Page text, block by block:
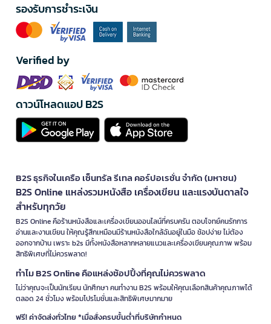
รองรับการชำระเงิน
Verified by
ดาวน์โหลดแอป B2S
B2S ธุรกิจในเครือ เซ็นทรัล รีเทล คอร์ปอเรชั่น จำกัด (มหาชน)
B2S Online แหล่งรวมหนังสือ เครื่องเขียน และแรงบันดาลใจ
สำหรับทุกวัย
B2S Online คือร้านหนังสือและเครื่องเขียนออนไลน์ที่ครบครัน ตอบโจทย์คนรักการ
อ่านและงานเขียน ให้คุณรู้สึกเหมือนมีร้านหนังสือใกล้ฉันอยู่ในมือ ช้อปง่าย ไม่ต้อง
ออกจากบ้าน เพราะ b2s มีทั้งหนังสือหลากหลายแนวและเครื่องเขียนคุณภาพ พร้อม
สิทธิพิเศษที่ไม่ควรพลาด!
ทำไม B2S Online คือแหล่งช้อปปิ้งที่คุณไม่ควรพลาด
ไม่ว่าคุณจะเป็นนักเรียน นักศึกษา คนทำงาน B2S พร้อมให้คุณเลือกสินค้าคุณภาพได้
ตลอด 24 ชั่วโมง พร้อมโปรโมชั่นและสิทธิพิเศษมากมาย
ฟรี! ค่าจัดส่งทั่วไทย *เมื่อสั่งครบขั้นต่ำที่บริษัทกำหนด